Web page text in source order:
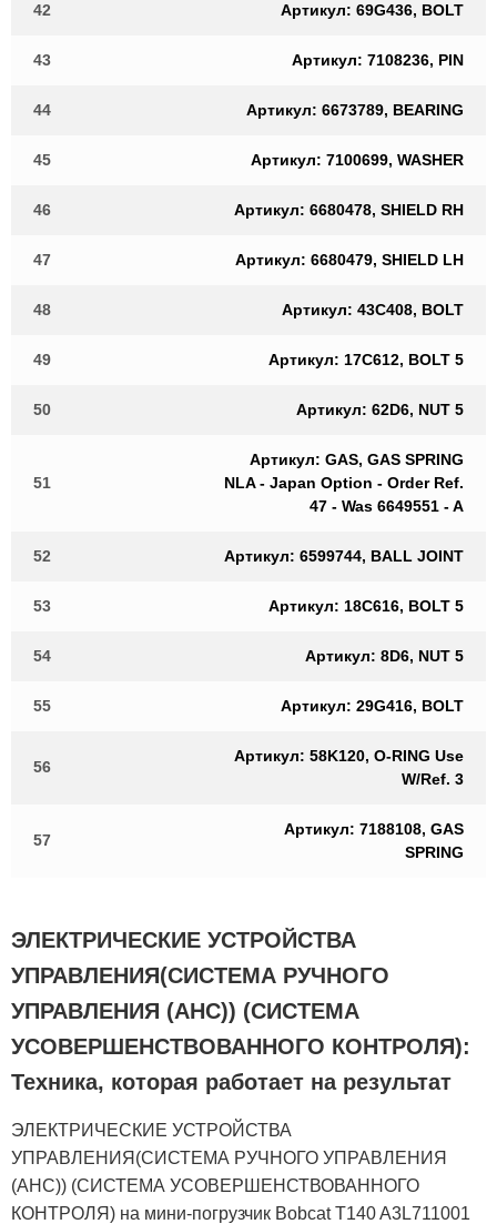
42 Артикул: 69G436, BOLT
43 Артикул: 7108236, PIN
44 Артикул: 6673789, BEARING
45 Артикул: 7100699, WASHER
46 Артикул: 6680478, SHIELD RH
47 Артикул: 6680479, SHIELD LH
48 Артикул: 43C408, BOLT
49 Артикул: 17C612, BOLT 5
50 Артикул: 62D6, NUT 5
51
Артикул: GAS, GAS SPRING
NLA - Japan Option - Order Ref.
47 - Was 6649551 - A
52 Артикул: 6599744, BALL JOINT
53 Артикул: 18C616, BOLT 5
54 Артикул: 8D6, NUT 5
55 Артикул: 29G416, BOLT
56
Артикул: 58K120, O-RING Use
W/Ref. 3
57
Артикул: 7188108, GAS
SPRING
ЭЛЕКТРИЧЕСКИЕ УСТРОЙСТВА
УПРАВЛЕНИЯ(СИСТЕМА РУЧНОГО
УПРАВЛЕНИЯ (AHC)) (СИСТЕМА
УСОВЕРШЕНСТВОВАННОГО КОНТРОЛЯ):
Техника, которая работает на результат
ЭЛЕКТРИЧЕСКИЕ УСТРОЙСТВА
УПРАВЛЕНИЯ(СИСТЕМА РУЧНОГО УПРАВЛЕНИЯ
(AHC)) (СИСТЕМА УСОВЕРШЕНСТВОВАННОГО
КОНТРОЛЯ) на мини-погрузчик Bobcat T140 A3L711001